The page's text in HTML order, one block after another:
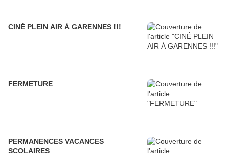
CINÉ PLEIN AIR À GARENNES !!!
FERMETURE
PERMANENCES VACANCES
SCOLAIRES